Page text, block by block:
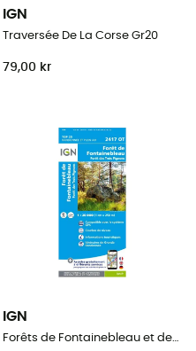
IGN
Traversée De La Corse Gr20
79,00 kr
IGN
Forêts de Fontainebleau et des Trois Pignons